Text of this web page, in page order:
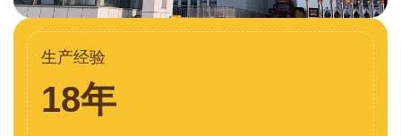
生产经验
18年